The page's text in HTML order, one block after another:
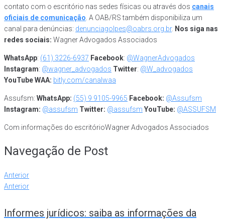
contato com o escritório nas sedes físicas ou através dos canais
oficiais de comunicação. A OAB/RS também disponibiliza um
canal para denúncias: denunciagolpes@oabrs.org.br. Nos siga nas
redes sociais: Wagner Advogados Associados
WhatsApp: (61) 3226-6937 Facebook: @WagnerAdvogados
Instagram: @wagner_advogados Twitter: @W_advogados
YouTube WAA: bitly.com/canalwaa
Assufsm: WhatsApp: (55) 9 9105-9965 Facebook: @Assufsm
Instagram: @assufsm Twitter: @assufsm YouTube: @ASSUFSM
Com informações do escritórioWagner Advogados Associados
Navegação de Post
Anterior
Anterior
Informes jurídicos: saiba as informações da